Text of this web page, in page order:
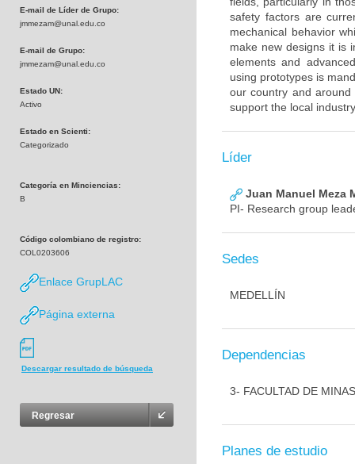
E-mail de Líder de Grupo:
jmmezam@unal.edu.co
E-mail de Grupo:
jmmezam@unal.edu.co
Estado UN:
Activo
Estado en Scienti:
Categorizado
Categoría en Minciencias:
B
Código colombiano de registro:
COL0203606
Enlace GrupLAC
Página externa
Descargar resultado de búsqueda
Regresar
safety factors are
mechanical behavior
make new designs it is
elements and
using prototypes is
our country and
support the local
Líder
Juan Manuel Meza
PI- Research group
Sedes
MEDELLÍN
Dependencias
3- FACULTAD DE MINAS
Planes de estudio